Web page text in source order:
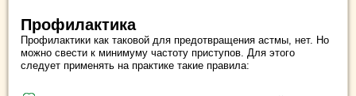
Профилактика
Профилактики как таковой для предотвращения астмы, нет. Но
можно свести к минимуму частоту приступов. Для этого
следует применять на практике такие правила: